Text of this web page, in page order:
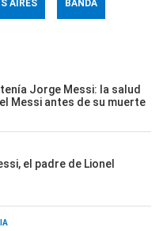
AIRES BANDA
Jorge Messi: la salud
Messi antes de su muerte
el padre de Lionel